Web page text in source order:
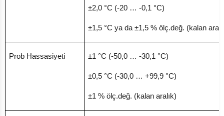
±2,0 °C (-20 … -0,1 °C)
±1,5 °C ya da ±1,5 % ölç.değ. (kalan
Prob Hassasiyeti ±1 °C (-50,0 … -30,1 °C)
±0,5 °C (-30,0 … +99,9 °C)
±1 % ölç.değ. (kalan aralık)